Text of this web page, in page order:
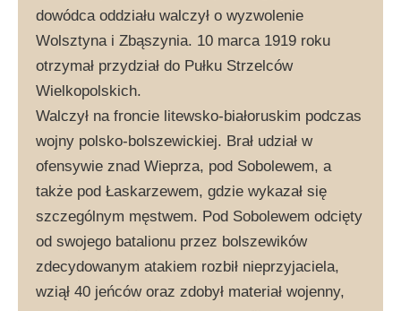
dowódca oddziału walczył o wyzwolenie
Wolsztyna i Zbąszynia. 10 marca 1919 roku
otrzymał przydział do Pułku Strzelców
Wielkopolskich.
Walczył na froncie litewsko-białoruskim podczas
wojny polsko-bolszewickiej. Brał udział w
ofensywie znad Wieprza, pod Sobolewem, a
także pod Łaskarzewem, gdzie wykazał się
szczególnym męstwem. Pod Sobolewem odcięty
od swojego batalionu przez bolszewików
zdecydowanym atakiem rozbił nieprzyjaciela,
wziął 40 jeńców oraz zdobył materiał wojenny,